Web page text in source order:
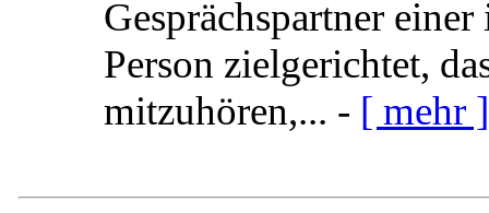
Gesprächspartner
Person zielgerichtet,
mitzuhören,... - [ mehr ]